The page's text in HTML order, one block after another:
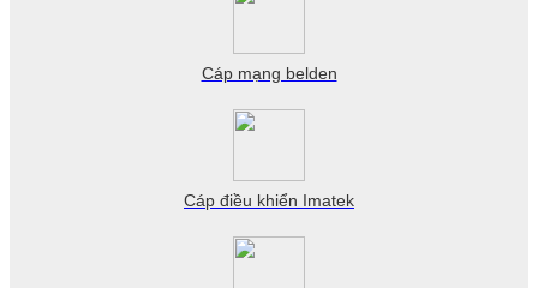
Cáp mạng belden
Cáp điều khiển Imatek